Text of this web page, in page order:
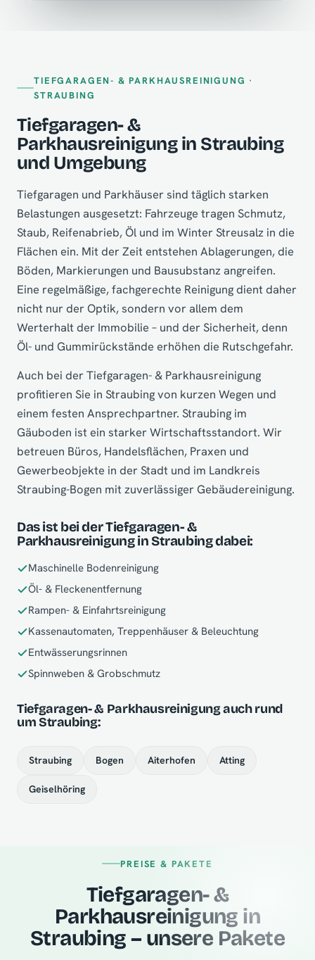
TIEFGARAGEN- & PARKHAUSREINIGUNG ·
STRAUBING
Tiefgaragen- &
Parkhausreinigung in Straubing
und Umgebung
Tiefgaragen und Parkhäuser sind täglich starken
Belastungen ausgesetzt: Fahrzeuge tragen Schmutz,
Staub, Reifenabrieb, Öl und im Winter Streusalz in die
Flächen ein. Mit der Zeit entstehen Ablagerungen, die
Böden, Markierungen und Bausubstanz angreifen.
Eine regelmäßige, fachgerechte Reinigung dient daher
nicht nur der Optik, sondern vor allem dem
Werterhalt der Immobilie – und der Sicherheit, denn
Öl- und Gummirückstände erhöhen die Rutschgefahr.
Auch bei der Tiefgaragen- & Parkhausreinigung
profitieren Sie in Straubing von kurzen Wegen und
einem festen Ansprechpartner. Straubing im
Gäuboden ist ein starker Wirtschaftsstandort. Wir
betreuen Büros, Handelsflächen, Praxen und
Gewerbeobjekte in der Stadt und im Landkreis
Straubing-Bogen mit zuverlässiger Gebäudereinigung.
Das ist bei der Tiefgaragen- &
Parkhausreinigung in Straubing dabei:
Maschinelle Bodenreinigung
Öl- & Fleckenentfernung
Rampen- & Einfahrtsreinigung
Kassenautomaten, Treppenhäuser & Beleuchtung
Entwässerungsrinnen
Spinnweben & Grobschmutz
Tiefgaragen- & Parkhausreinigung auch rund
um Straubing:
Straubing Bogen Aiterhofen Atting
Geiselhöring
PREISE & PAKETE
Tiefgaragen- &
Parkhausreinigung in
Straubing – unsere Pakete